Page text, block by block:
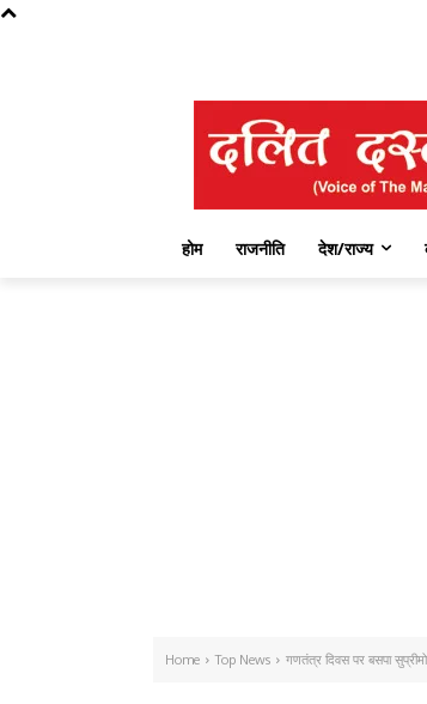
होम राजनीति देश/राज्य
Home Top News गणतंत्र दिवस पर बसपा सुप्रीमो